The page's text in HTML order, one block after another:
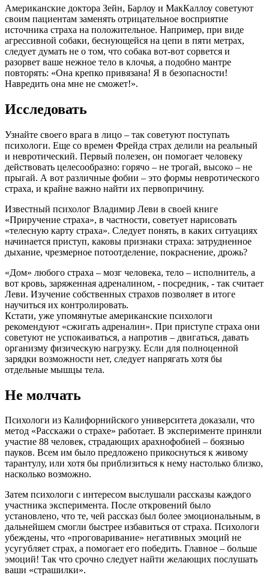
Американские доктора Зейн, Барлоу и МакКаллоу советуют
своим пациентам заменять отрицательное восприятие
источника страха на положительное. Например, при виде
агрессивной собаки, беснующейся на цепи в пяти метрах,
следует думать не о том, что собака вот-вот сорвется и
разорвет ваше нежное тело в клочья, а подобно мантре
повторять: «Она крепко привязана! Я в безопасности!
Навредить она мне не сможет!».
Исследовать
Узнайте своего врага в лицо – так советуют поступать
психологи. Еще со времен Фрейда страх делили на реальный
и невротический. Первый полезен, он помогает человеку
действовать целесообразно: горячо – не трогай, высоко – не
прыгай. А вот различные фобии – это формы невротического
страха, и крайне важно найти их первопричину.
Известный психолог Владимир Леви в своей книге
«Приручение страха», в частности, советует нарисовать
«телесную карту страха». Следует понять, в каких ситуациях
начинается приступ, каковы признаки страха: затрудненное
дыхание, чрезмерное потоотделение, покраснение, дрожь?
«Дом» любого страха – мозг человека, тело – исполнитель, а
вот кровь, заряженная адреналином, - посредник, - так считает
Леви. Изучение собственных страхов позволяет в итоге
научиться их контролировать.
Кстати, уже упомянутые американские психологи
рекомендуют «сжигать адреналин». При приступе страха они
советуют не успокаиваться, а напротив – двигаться, давать
организму физическую нагрузку. Если для полноценной
зарядки возможности нет, следует напрягать хотя бы
отдельные мышцы тела.
Не молчать
Психологи из Калифорнийского университета доказали, что
метод «Расскажи о страхе» работает. В эксперименте приняли
участие 88 человек, страдающих арахнофобией – боязнью
пауков. Всем им было предложено прикоснуться к живому
тарантулу, или хотя бы приблизиться к нему настолько близко,
насколько возможно.
Затем психологи с интересом выслушали рассказы каждого
участника эксперимента. После откровений было
установлено, что те, чей рассказ был более эмоциональным, в
дальнейшем смогли быстрее избавиться от страха. Психологи
убеждены, что «проговаривание» негативных эмоций не
усугубляет страх, а помогает его победить. Главное – больше
эмоций! Так что срочно следует найти желающих послушать
ваши «страшилки».